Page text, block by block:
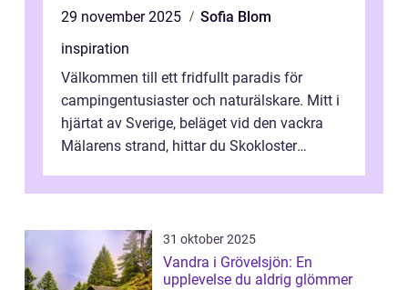
29 november 2025
Sofia Blom
inspiration
Välkommen till ett fridfullt paradis för
campingentusiaster och naturälskare. Mitt i
hjärtat av Sverige, beläget vid den vackra
Mälarens strand, hittar du Skokloster
31 oktober 2025
Vandra i Grövelsjön: En
upplevelse du aldrig glömmer